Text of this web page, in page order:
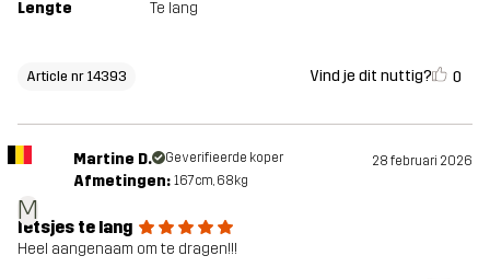
Lengte Te lang
Article nr 14393 Vind je dit nuttig? 0
M
Martine D. Geverifieerde koper 28 februari 2026
Afmetingen: 167cm, 68kg
Ietsjes te lang
Heel aangenaam om te dragen!!!